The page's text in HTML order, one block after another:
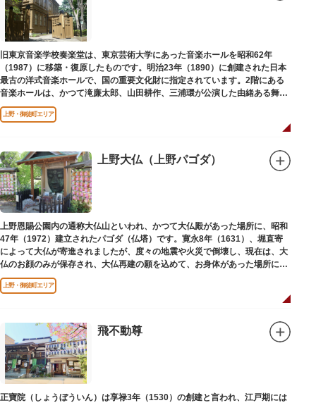
旧東京音楽学校奏楽堂は、東京芸術大学にあった音楽ホールを昭和62年
（1987）に移築・復原したものです。明治23年（1890）に創建された日本
最古の洋式音楽ホールで、国の重要文化財に指定されています。2階にある
音楽ホールは、かつて滝廉太郎、山田耕作、三浦環が公演した由緒ある舞台
です。
上野・御徒町エリア
上野大仏（上野パゴダ）
上野恩賜公園内の通称大仏山といわれ、かつて大仏殿があった場所に、昭和
47年（1972）建立されたパゴダ（仏塔）です。寛永8年（1631）、堀直寄
によって大仏が寄進されましたが、度々の地震や火災で倒壊し、現在は、大
仏のお顔のみが保存され、大仏再建の願を込めて、お身体があった場所にパ
ゴダが建てられました。
上野・御徒町エリア
飛不動尊
正寶院（しょうぼういん）は享禄3年（1530）の創建と言われ、江戸期には